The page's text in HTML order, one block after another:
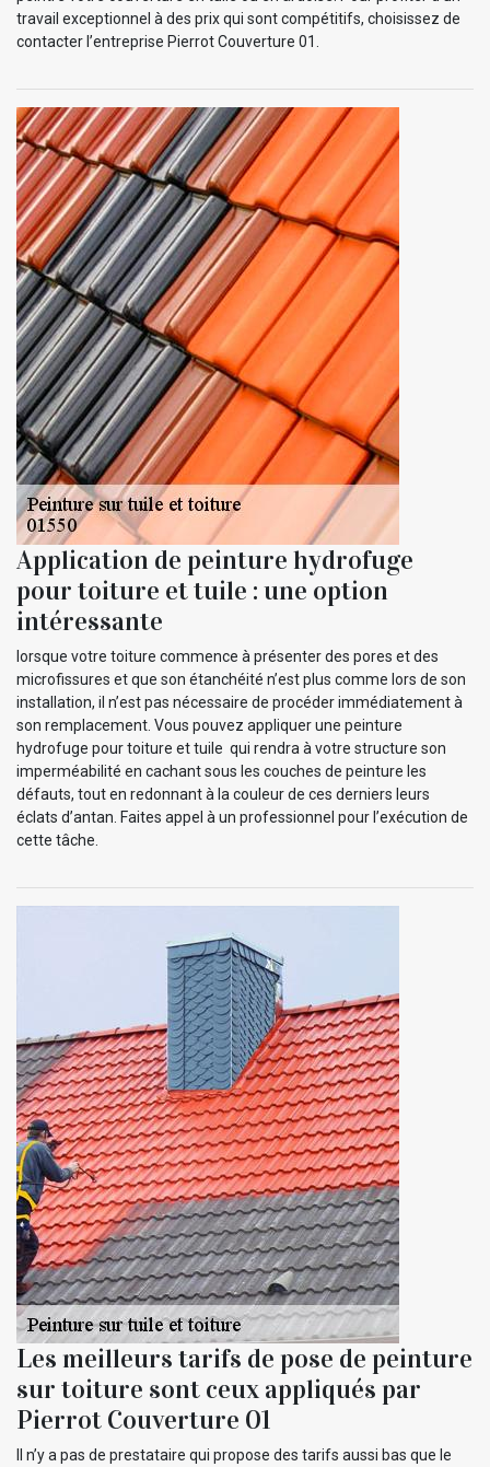
travail exceptionnel à des prix qui sont compétitifs, choisissez de
contacter l’entreprise Pierrot Couverture 01.
Application de peinture hydrofuge
pour toiture et tuile : une option
intéressante
lorsque votre toiture commence à présenter des pores et des
microfissures et que son étanchéité n’est plus comme lors de son
installation, il n’est pas nécessaire de procéder immédiatement à
son remplacement. Vous pouvez appliquer une peinture
hydrofuge pour toiture et tuile qui rendra à votre structure son
imperméabilité en cachant sous les couches de peinture les
défauts, tout en redonnant à la couleur de ces derniers leurs
éclats d’antan. Faites appel à un professionnel pour l’exécution de
cette tâche.
Les meilleurs tarifs de pose de peinture
sur toiture sont ceux appliqués par
Pierrot Couverture 01
Il n’y a pas de prestataire qui propose des tarifs aussi bas que le